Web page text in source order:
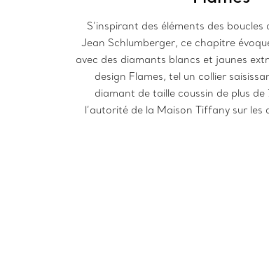
S’inspirant des éléments des boucles
Jean Schlumberger, ce chapitre
avec des diamants blancs et jaunes
design Flames, tel un collier
diamant de taille coussin de plus
l’autorité de la Maison Tiffany sur les